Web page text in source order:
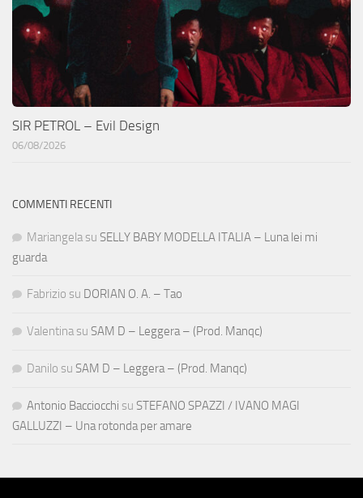
SIR PETROL – Evil Design
06/08/2026
COMMENTI RECENTI
Mariangela su SELLY BABY MODELLA ITALIA – Luna lei mi
guarda
Fabrizio su DORIAN O. A. – Tao
Valentina su SAM D – Leggera – (Prod. Manqc)
Danilo su SAM D – Leggera – (Prod. Manqc)
Antonio Bacciocchi su STEFANO SPAZZI / IVANO MAGI
GALLUZZI – Una rotonda per amare